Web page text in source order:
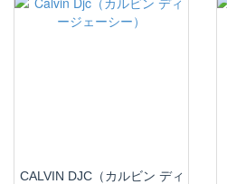
CALVIN DJC（カルビン ディ